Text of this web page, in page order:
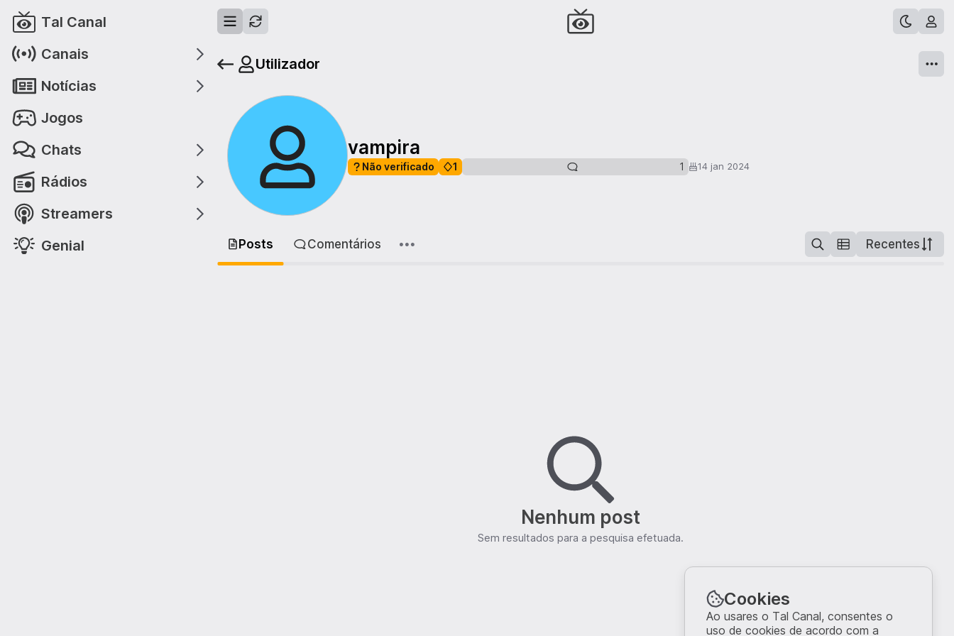
Tal Canal
Canais
Notícias
Jogos
Chats
Rádios
Streamers
Genial
Utilizador
vampira
Não verificado 1 1 14 jan 2024
Posts Comentários Recentes
Nenhum post
Sem resultados para a pesquisa efetuada.
Cookies
Ao usares o Tal Canal, consentes o
uso de cookies de acordo com a